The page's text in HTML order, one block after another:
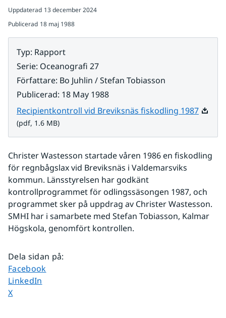
Uppdaterad 13 december 2024
Publicerad 18 maj 1988
Typ: Rapport
Serie: Oceanografi 27
Författare: Bo Juhlin / Stefan Tobiasson
Publicerad: 18 May 1988
Recipientkontroll vid Breviksnäs fiskodling 1987Pdf,
(pdf, 1.6 MB)
Christer Wastesson startade våren 1986 en fiskodling
för regnbågslax vid Breviksnäs i Valdemarsviks
kommun. Länsstyrelsen har godkänt
kontrollprogrammet för odlingssäsongen 1987, och
programmet sker på uppdrag av Christer Wastesson.
SMHI har i samarbete med Stefan Tobiasson, Kalmar
Högskola, genomfört kontrollen.
Dela sidan på:
Dela sidan på
Facebook
Dela sidan på
LinkedIn
Dela sidan på
X